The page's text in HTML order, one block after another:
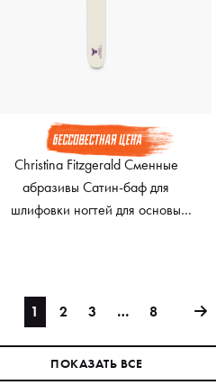
Christina Fitzgerald Сменные
абразивы Сатин-баф для
шлифовки ногтей для основы
1 2 3 … 8
ПОКАЗАТЬ ВСЕ